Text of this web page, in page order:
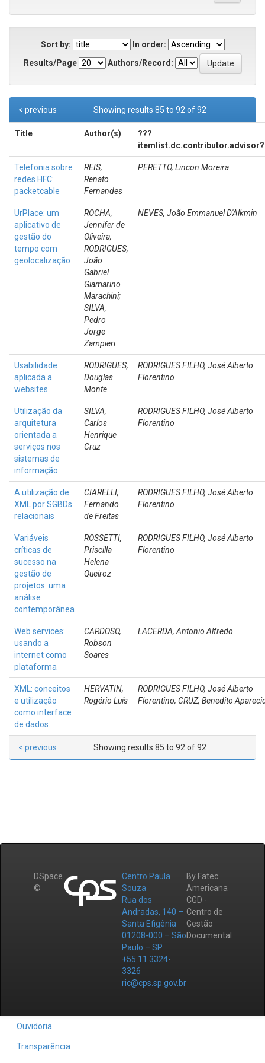
Sort by:
In order:
Results/Page
Authors/Record:
Showing results 85 to 92 of 92
< previous
Title Author(s)
???
Telefonia sobre
redes HFC:
packetcable
REIS,
Renato
Fernandes
PERETTO, Lincon Moreira
UrPlace: um
aplicativo de
gestão do
tempo com
geolocalização
ROCHA,
Jennifer de
Oliveira;
RODRIGUES,
João
Gabriel
Giamarino
Marachini;
SILVA,
Pedro
Jorge
Zampieri
NEVES, João Emmanuel D'Alkmin
Usabilidade
aplicada a
websites
RODRIGUES,
Douglas
Monte
RODRIGUES FILHO, José Alberto
Florentino
Utilização da
arquitetura
orientada a
serviços nos
sistemas de
informação
SILVA,
Carlos
Henrique
Cruz
RODRIGUES FILHO, José Alberto
Florentino
A utilização de
XML por SGBDs
relacionais
CIARELLI,
Fernando
de Freitas
RODRIGUES FILHO, José Alberto
Florentino
Variáveis
críticas de
sucesso na
gestão de
projetos: uma
análise
contemporânea
ROSSETTI,
Priscilla
Helena
Queiroz
RODRIGUES FILHO, José Alberto
Florentino
Web services:
usando a
internet como
plataforma
CARDOSO,
Robson
Soares
LACERDA, Antonio Alfredo
XML: conceitos
e utilização
como interface
de dados.
HERVATIN,
Rogério Luís
RODRIGUES FILHO, José Alberto
Florentino; CRUZ, Benedito
Showing results 85 to 92 of 92
< previous
DSpace
©
Centro Paula
Souza
Rua dos
Andradas, 140 –
Santa Efigênia
01208-000 – São
Paulo – SP
+55 11 3324-
3326
ric@cps.sp.gov.br
By Fatec
Americana
CGD -
Centro de
Gestão
Documental
Ouvidoria
Transparência